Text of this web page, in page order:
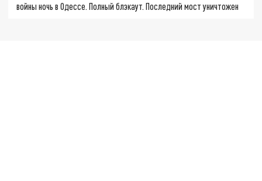
войны ночь в Одессе. Полный блэкаут. Последний мост уничтожен